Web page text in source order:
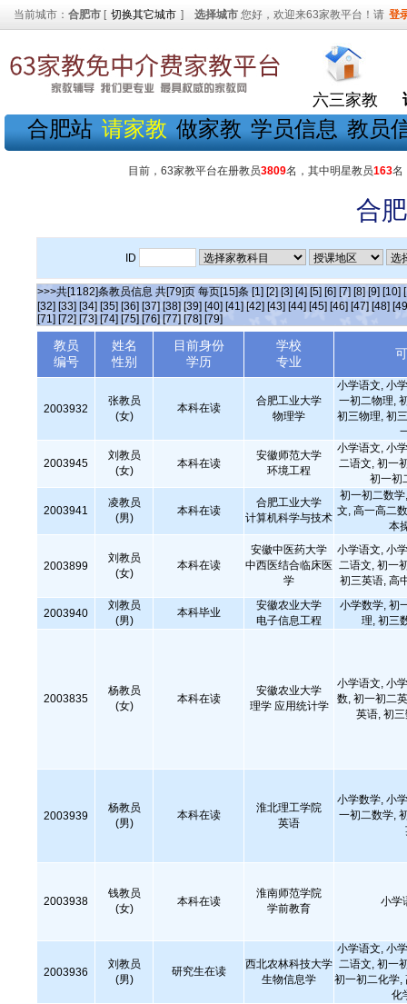
当前城市： 合肥市 [ 切换其它城市 ] 选择城市 您好，欢迎来63家教平台！请 登
六三家教
合肥站 请家教 做家教 学员信息 教员
目前，63家教平台在册教员3809名，其中明星教员163名
合
ID
>>>共[1182]条教员信息 共[79]页 每页[15]条 [1] [2] [3] [4] [5] [6] [7] [8] [9] [10]
[32] [33] [34] [35] [36] [37] [38] [39] [40] [41] [42] [43] [44] [45] [46] [47] [48]
[71] [72] [73] [74] [75] [76] [77] [78] [79]
教员
编号
姓名
性别
目前身份
学历
学校
专业
2003932
张教员
(女)
本科在读
合肥工业大学
物理学
小学语文, 小
一初二物理,
初三物理, 初
2003945
刘教员
(女)
本科在读
安徽师范大学
环境工程
小学语文, 小
二语文, 初一
初一初
2003941
凌教员
(男)
本科在读
合肥工业大学
计算机科学与技术
初一初二数
文, 高一高二
本
2003899
刘教员
(女)
本科在读
安徽中医药大学
中西医结合临床医
学
小学语文, 小
二语文, 初一
初三英语, 高
2003940
刘教员
(男)
本科毕业
安徽农业大学
电子信息工程
小学数学, 初
理, 初三
2003835
杨教员
(女)
本科在读
安徽农业大学
理学 应用统计学
小学语文, 小
数, 初一初二
英语, 初
2003939
杨教员
(男)
本科在读
淮北理工学院
英语
小学数学, 小
一初二数学,
2003938
钱教员
(女)
本科在读
淮南师范学院
学前教育
小学
2003936
刘教员
(男)
研究生在读
西北农林科技大学
生物信息学
小学语文, 小
二语文, 初一
初一初二化学,
化